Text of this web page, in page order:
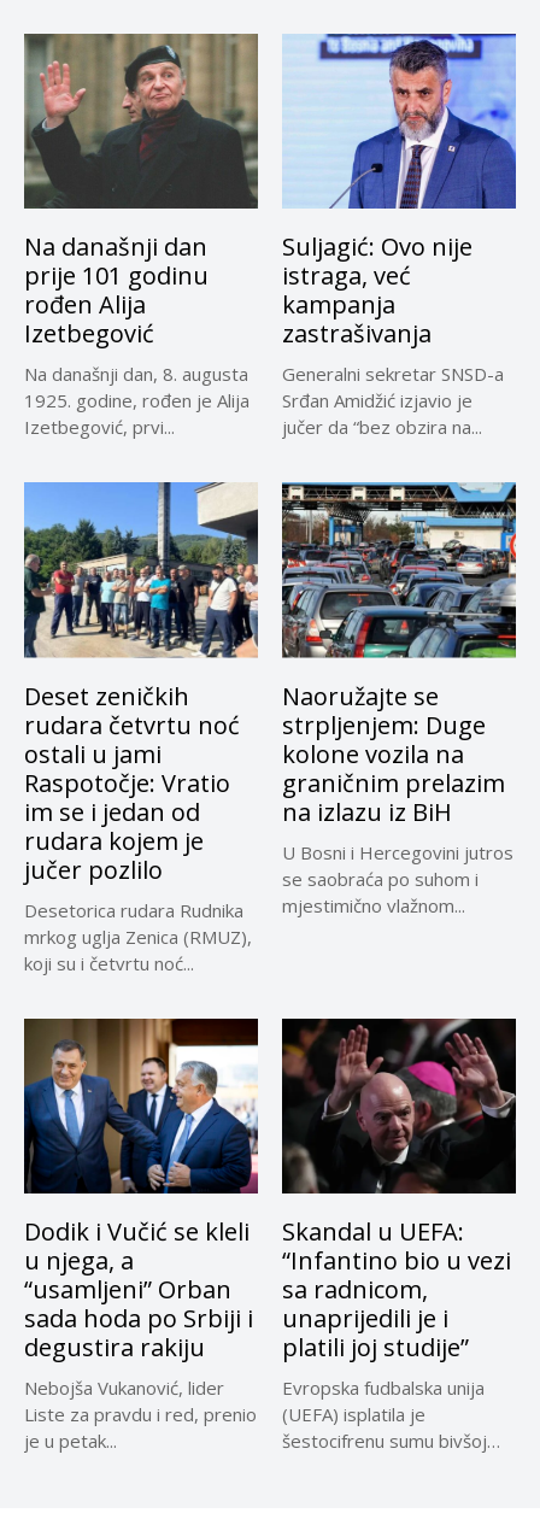
Na današnji dan
prije 101 godinu
rođen Alija
Izetbegović
Na današnji dan, 8. augusta
1925. godine, rođen je Alija
Izetbegović, prvi...
Suljagić: Ovo nije
istraga, već
kampanja
zastrašivanja
Generalni sekretar SNSD-a
Srđan Amidžić izjavio je
jučer da “bez obzira na...
Deset zeničkih
rudara četvrtu noć
ostali u jami
Raspotočje: Vratio
im se i jedan od
rudara kojem je
jučer pozlilo
Desetorica rudara Rudnika
mrkog uglja Zenica (RMUZ),
koji su i četvrtu noć...
Naoružajte se
strpljenjem: Duge
kolone vozila na
graničnim prelazim
na izlazu iz BiH
U Bosni i Hercegovini jutros
se saobraća po suhom i
mjestimično vlažnom...
Dodik i Vučić se kleli
u njega, a
“usamljeni” Orban
sada hoda po Srbiji i
degustira rakiju
Nebojša Vukanović, lider
Liste za pravdu i red, prenio
je u petak...
Skandal u UEFA:
“Infantino bio u vezi
sa radnicom,
unaprijedili je i
platili joj studije”
Evropska fudbalska unija
(UEFA) isplatila je
šestocifrenu sumu bivšoj